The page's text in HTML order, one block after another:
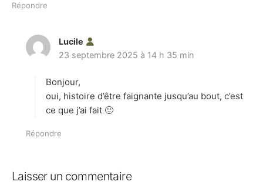
Répondre
Lucile
i
:
23 septembre 2025 à 14 h 35 min
Bonjour,
oui, histoire d’être faignante jusqu’au bout, c’est
ce que j’ai fait 🙂
Répondre
Laisser un commentaire